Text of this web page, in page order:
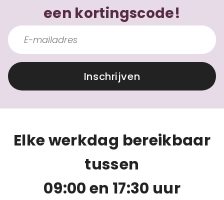
een kortingscode!
Inschrijven
Elke werkdag bereikbaar
tussen
09:00 en 17:30 uur